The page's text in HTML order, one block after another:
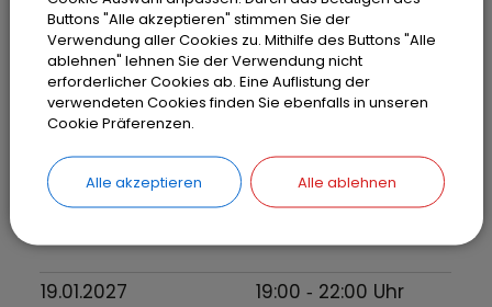
22.09.2026 19:00‐ 22:00Uhr
20.10.2026 19:00‐ 22:00Uhr
17.11.2026 19:00‐ 22:00Uhr
19.01.2027 19:00 ‐ 22:00 Uhr
Buttons "Alle akzeptieren" stimmen Sie der
Verwendung aller Cookies zu. Mithilfe des Buttons "Alle
ablehnen" lehnen Sie der Verwendung nicht
erforderlicher Cookies ab. Eine Auflistung der
verwendeten Cookies finden Sie ebenfalls in unseren
Cookie Präferenzen.
Alle akzeptieren Alle ablehnen